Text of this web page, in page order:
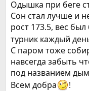
Одышка при беге
Сон стал лучше и
рост 173.5, вес
турник каждый
С паром тоже
навсегда забыть
под названием дым
Всем добра
!